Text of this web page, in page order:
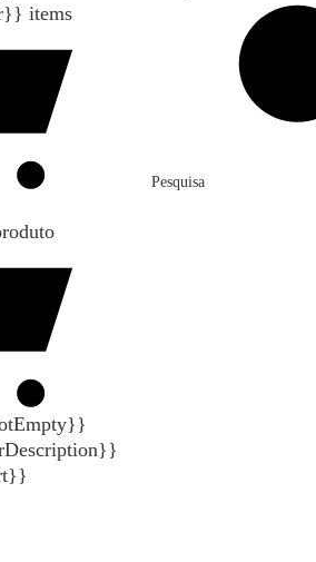
items
Pesquisa